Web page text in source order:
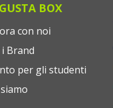
BOX
con noi
Brand
per gli studenti